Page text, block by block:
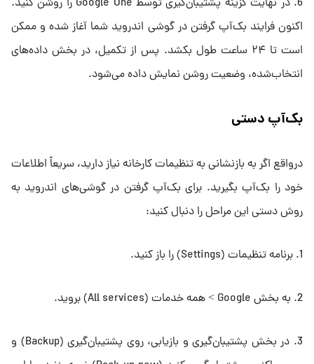
اکنون فرایند بک‌آپ گرفتن در گوشی اندروید شما آغاز شده و ممکن
است تا ۲۴ ساعت طول بکشد. پس از تکمیل، در بخش داده‌های
انتخاب‌شده، وضعیت روشن نمایش داده می‌شود.
بک‌آپ دستی
درواقع اگر به بازنشانی به تنظیمات کارخانه نیاز دارید، سریعاً اطلاعات
خود را بک‌آپ بگیرید. برای بک‌آپ گرفتن در گوشی‌های اندروید به
روش دستی این مراحل را دنبال کنید:
1. برنامه تنظیمات (Settings) را باز کنید.
2. به بخش Google > همه خدمات (All services) بروید.
3. در بخش پشتیبان‌گیری و بازیابی، روی پشتیبان‌گیری (Backup) و